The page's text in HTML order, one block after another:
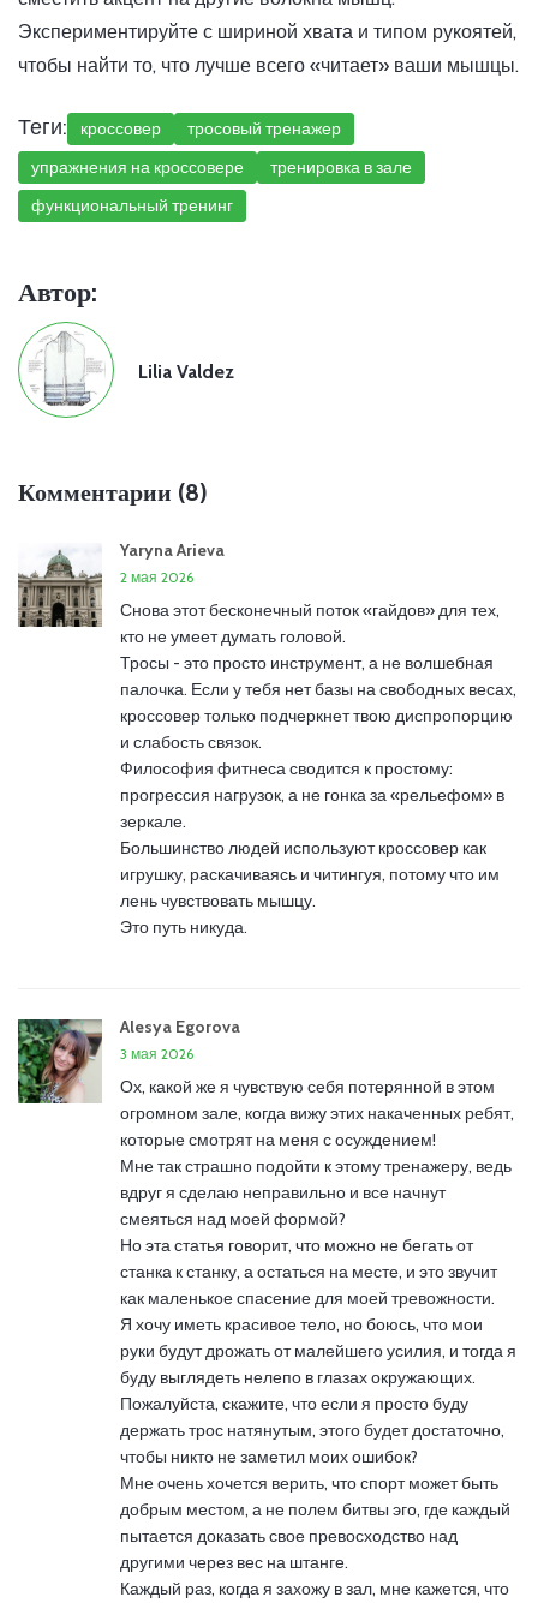
Экспериментируйте с шириной хвата и типом рукоятей,
чтобы найти то, что лучше всего «читает» ваши мышцы.
Теги: кроссовер
тросовый тренажер
упражнения на кроссовере
тренировка в зале
функциональный тренинг
Автор:
Lilia Valdez
Комментарии (8)
Yaryna Arieva
2 мая 2026
Снова этот бесконечный поток «гайдов» для тех,
кто не умеет думать головой.
Тросы - это просто инструмент, а не волшебная
палочка. Если у тебя нет базы на свободных весах,
кроссовер только подчеркнет твою диспропорцию
и слабость связок.
Философия фитнеса сводится к простому:
прогрессия нагрузок, а не гонка за «рельефом» в
зеркале.
Большинство людей используют кроссовер как
игрушку, раскачиваясь и читингуя, потому что им
лень чувствовать мышцу.
Это путь никуда.
Alesya Egorova
3 мая 2026
Ох, какой же я чувствую себя потерянной в этом
огромном зале, когда вижу этих накаченных ребят,
которые смотрят на меня с осуждением!
Мне так страшно подойти к этому тренажеру, ведь
вдруг я сделаю неправильно и все начнут
смеяться над моей формой?
Но эта статья говорит, что можно не бегать от
станка к станку, а остаться на месте, и это звучит
как маленькое спасение для моей тревожности.
Я хочу иметь красивое тело, но боюсь, что мои
руки будут дрожать от малейшего усилия, и тогда я
буду выглядеть нелепо в глазах окружающих.
Пожалуйста, скажите, что если я просто буду
держать трос натянутым, этого будет достаточно,
чтобы никто не заметил моих ошибок?
Мне очень хочется верить, что спорт может быть
добрым местом, а не полем битвы эго, где каждый
пытается доказать свое превосходство над
другими через вес на штанге.
Каждый раз, когда я захожу в зал, мне кажется, что